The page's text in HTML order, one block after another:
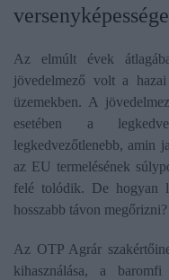
Az elmúlt évek
jövedelmező volt a hazai
üzemekben. A
esetében a
legkedvezőtlenebb, amin
az EU termelésének
felé tolódik. De hogyan
hosszabb távon megőrizni?
Az OTP Agrár
kihasználása, a baromfi